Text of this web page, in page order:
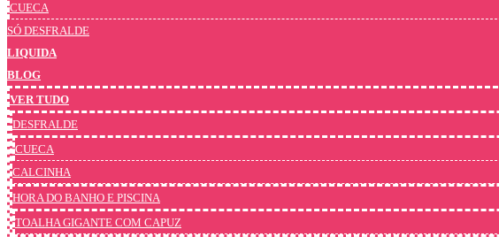
CUECA
SÓ DESFRALDE
LIQUIDA
BLOG
VER TUDO
DESFRALDE
CUECA
CALCINHA
HORA DO BANHO E PISCINA
TOALHA GIGANTE COM CAPUZ